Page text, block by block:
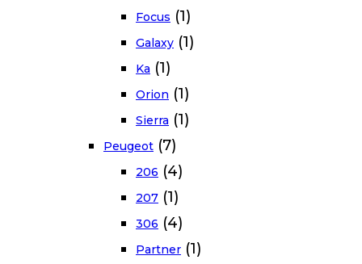
Focus (1)
Galaxy (1)
Ka (1)
Orion (1)
Sierra (1)
Peugeot (7)
206 (4)
207 (1)
306 (4)
Partner (1)